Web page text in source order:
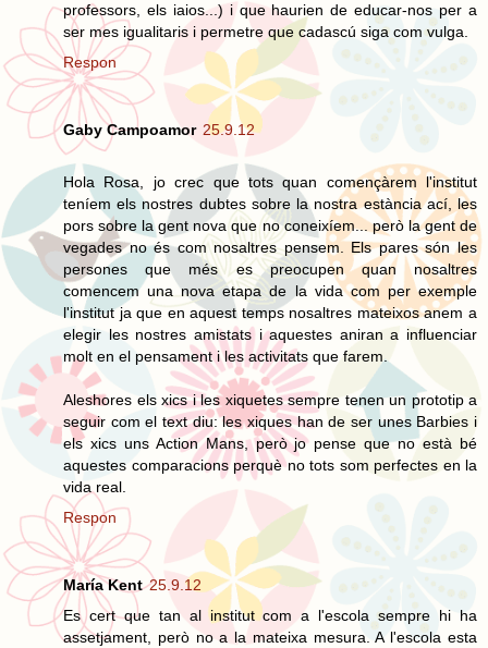
professors, els iaios...) i que haurien de educar-nos per a
ser mes igualitaris i permetre que cadascú siga com vulga.
Respon
Gaby Campoamor 25.9.12
Hola Rosa, jo crec que tots quan començàrem l'institut
teníem els nostres dubtes sobre la nostra estància ací, les
pors sobre la gent nova que no coneixíem... però la gent de
vegades no és com nosaltres pensem. Els pares són les
persones que més es preocupen quan nosaltres
comencem una nova etapa de la vida com per exemple
l'institut ja que en aquest temps nosaltres mateixos anem a
elegir les nostres amistats i aquestes aniran a influenciar
molt en el pensament i les activitats que farem.
Aleshores els xics i les xiquetes sempre tenen un prototip a
seguir com el text diu: les xiques han de ser unes Barbies i
els xics uns Action Mans, però jo pense que no està bé
aquestes comparacions perquè no tots som perfectes en la
vida real.
Respon
María Kent 25.9.12
Es cert que tan al institut com a l'escola sempre hi ha
assetjament, però no a la mateixa mesura. A l'escola esta